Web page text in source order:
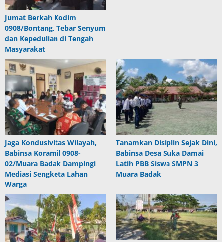
Jumat Berkah Kodim
0908/Bontang, Tebar Senyum
dan Kepedulian di Tengah
Masyarakat
Jaga Kondusivitas Wilayah,
Babinsa Koramil 0908-
02/Muara Badak Dampingi
Mediasi Sengketa Lahan
Warga
Tanamkan Disiplin Sejak Dini,
Babinsa Desa Suka Damai
Latih PBB Siswa SMPN 3
Muara Badak